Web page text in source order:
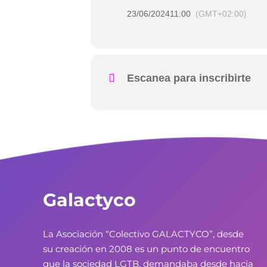
23/06/202411:00 (GMT+02:00)
Escanea para inscribirte
Galactyco
La Asociación “Colectivo GALACTYCO”, desde
su creación en 2008 es un punto de encuentro
que la sociedad LGTB, demandaba desde hacia